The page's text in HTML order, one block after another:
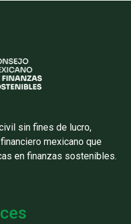
sin fines de lucro,
mexicano que
en finanzas sostenibles.